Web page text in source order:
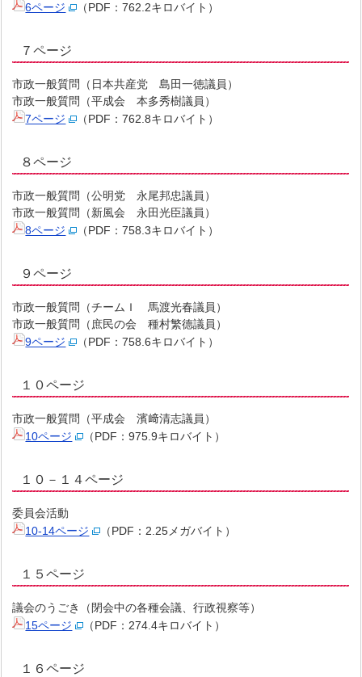
6ページ
（PDF：762.2キロバイト）
７ページ
市政一般質問（日本共産党 島田一徳議員）
市政一般質問（平成会 本多秀樹議員）
7ページ
（PDF：762.8キロバイト）
８ページ
市政一般質問（公明党 永尾邦忠議員）
市政一般質問（新風会 永田光臣議員）
8ページ
（PDF：758.3キロバイト）
９ページ
市政一般質問（チームＩ 馬渡光春議員）
市政一般質問（庶民の会 種村繁德議員）
9ページ
（PDF：758.6キロバイト）
１０ページ
市政一般質問（平成会 濱﨑清志議員）
10ページ
（PDF：975.9キロバイト）
１０－１４ページ
委員会活動
10-14ページ
（PDF：2.25メガバイト）
１５ページ
議会のうごき（閉会中の各種会議、行政視察等）
15ページ
（PDF：274.4キロバイト）
１６ページ